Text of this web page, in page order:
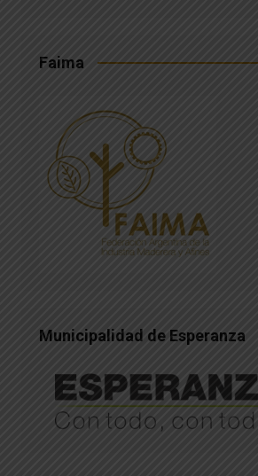
Faima
Municipalidad de Esperanza